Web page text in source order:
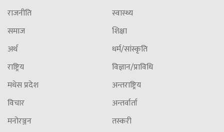
राजनीति
समाज
अर्थ
राष्ट्रिय
मधेस प्रदेश
विचार
मनोरञ्जन
स्वास्थ्य
शिक्षा
धर्म/सांस्कृति
विज्ञान/प्राविधि
अन्तराष्ट्रिय
अन्तर्वार्ता
तस्करी